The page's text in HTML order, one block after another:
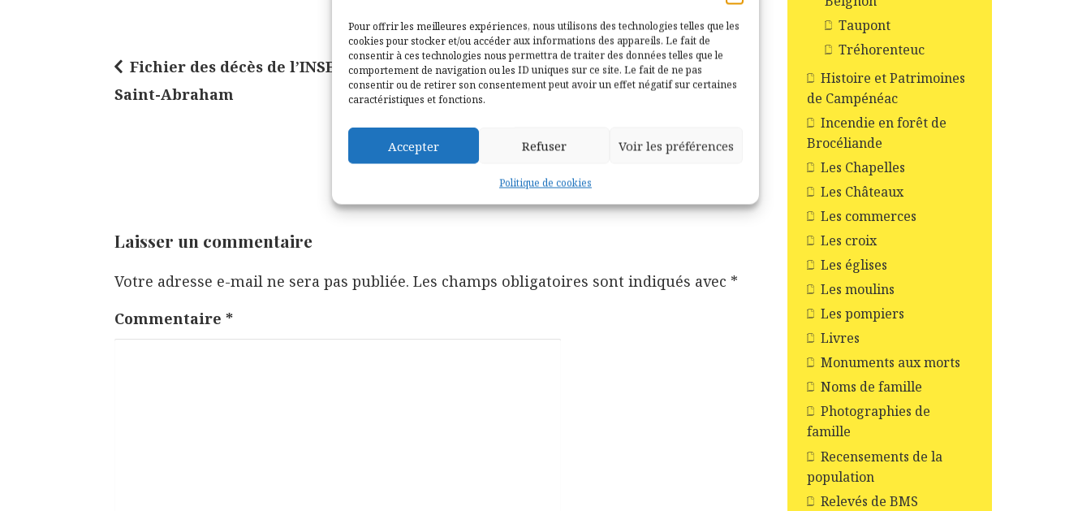
Pour offrir les meilleures expériences, nous utilisons des technologies telles que les
cookies pour stocker et/ou accéder aux informations des appareils. Le fait de
consentir à ces technologies nous permettra de traiter des données telles que le
comportement de navigation ou les ID uniques sur ce site. Le fait de ne pas
consentir ou de retirer son consentement peut avoir un effet négatif sur certaines
caractéristiques et fonctions.
Accepter Refuser Voir les préférences
Politique de cookies
N
a
t
o
n
Fichier des décès de l’INSEE pour
Saint-Abraham
Reportage sur le Restaurant sur les
Forges de Paimpont
Laisser un commentaire
Votre adresse e-mail ne sera pas publiée. Les champs obligatoires sont indiqués avec *
Commentaire *
Taupont
Tréhorenteuc
Histoire et Patrimoines
de Campénéac
Incendie en forêt de
Brocéliande
Les Chapelles
Les Châteaux
Les commerces
Les croix
Les églises
Les moulins
Les pompiers
Livres
Monuments aux morts
Noms de famille
Photographies de
famille
Recensements de la
population
Relevés de BMS